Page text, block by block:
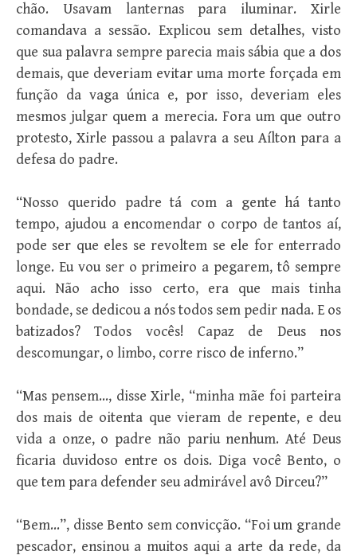
chão. Usavam lanternas para iluminar. Xirle
comandava a sessão. Explicou sem detalhes, visto
que sua palavra sempre parecia mais sábia que a dos
demais, que deveriam evitar uma morte forçada em
função da vaga única e, por isso, deveriam eles
mesmos julgar quem a merecia. Fora um que outro
protesto, Xirle passou a palavra a seu Aílton para a
defesa do padre.
“Nosso querido padre tá com a gente há tanto
tempo, ajudou a encomendar o corpo de tantos aí,
pode ser que eles se revoltem se ele for enterrado
longe. Eu vou ser o primeiro a pegarem, tô sempre
aqui. Não acho isso certo, era que mais tinha
bondade, se dedicou a nós todos sem pedir nada. E os
batizados? Todos vocês! Capaz de Deus nos
descomungar, o limbo, corre risco de inferno.”
“Mas pensem…, disse Xirle, “minha mãe foi parteira
dos mais de oitenta que vieram de repente, e deu
vida a onze, o padre não pariu nenhum. Até Deus
ficaria duvidoso entre os dois. Diga você Bento, o
que tem para defender seu admirável avô Dirceu?”
“Bem…”, disse Bento sem convicção. “Foi um grande
pescador, ensinou a muitos aqui a arte da rede, da